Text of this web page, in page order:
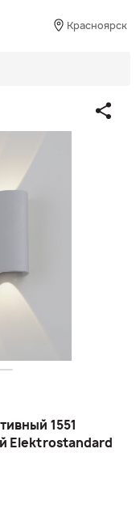
Красноярск
1551
Elektrostandard